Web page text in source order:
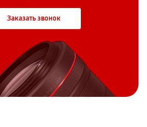
Заказать звонок